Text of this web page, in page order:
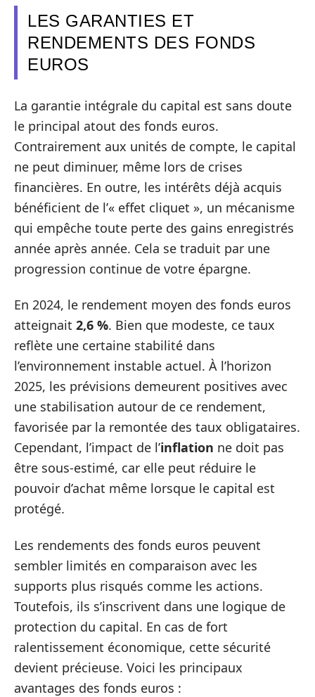
LES GARANTIES ET
RENDEMENTS DES FONDS
EUROS
La garantie intégrale du capital est sans doute
le principal atout des fonds euros.
Contrairement aux unités de compte, le capital
ne peut diminuer, même lors de crises
financières. En outre, les intérêts déjà acquis
bénéficient de l’« effet cliquet », un mécanisme
qui empêche toute perte des gains enregistrés
année après année. Cela se traduit par une
progression continue de votre épargne.
En 2024, le rendement moyen des fonds euros
atteignait 2,6 %. Bien que modeste, ce taux
reflète une certaine stabilité dans
l’environnement instable actuel. À l’horizon
2025, les prévisions demeurent positives avec
une stabilisation autour de ce rendement,
favorisée par la remontée des taux obligataires.
Cependant, l’impact de l’inflation ne doit pas
être sous-estimé, car elle peut réduire le
pouvoir d’achat même lorsque le capital est
protégé.
Les rendements des fonds euros peuvent
sembler limités en comparaison avec les
supports plus risqués comme les actions.
Toutefois, ils s’inscrivent dans une logique de
protection du capital. En cas de fort
ralentissement économique, cette sécurité
devient précieuse. Voici les principaux
avantages des fonds euros :